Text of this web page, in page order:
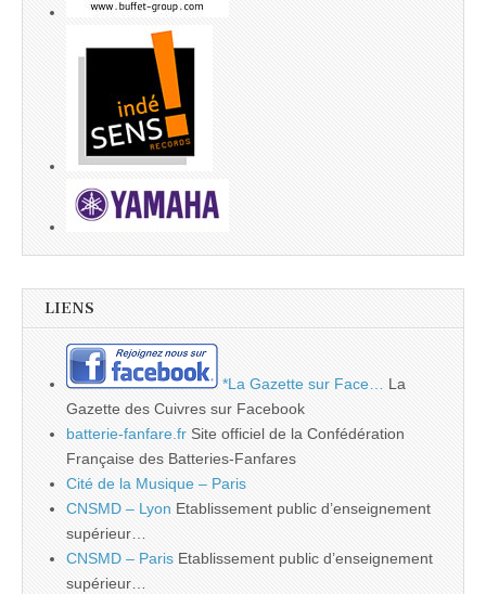
LIENS
*La Gazette sur Face…
La
Gazette des Cuivres sur Facebook
batterie-fanfare.fr Site officiel de la Confédération
Française des Batteries-Fanfares
Cité de la Musique – Paris
CNSMD – Lyon Etablissement public d’enseignement
supérieur…
CNSMD – Paris Etablissement public d’enseignement
supérieur…